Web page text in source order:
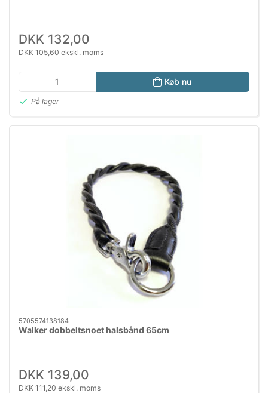
DKK 132,00
DKK 105,60 ekskl. moms
Køb nu
På lager
5705574138184
Walker dobbeltsnoet halsbånd 65cm
DKK 139,00
DKK 111,20 ekskl. moms